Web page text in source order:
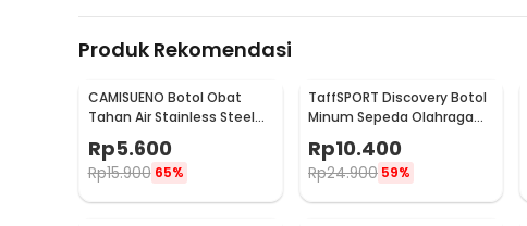
Produk Rekomendasi
CAMISUENO Botol Obat
Tahan Air Stainless Steel
Pill Case Travel EDC - JS207
Rp5.600
Rp15.900 65%
TaffSPORT Discovery Botol
Minum Sepeda Olahraga
3026
Rp10.400
Rp24.900 59%